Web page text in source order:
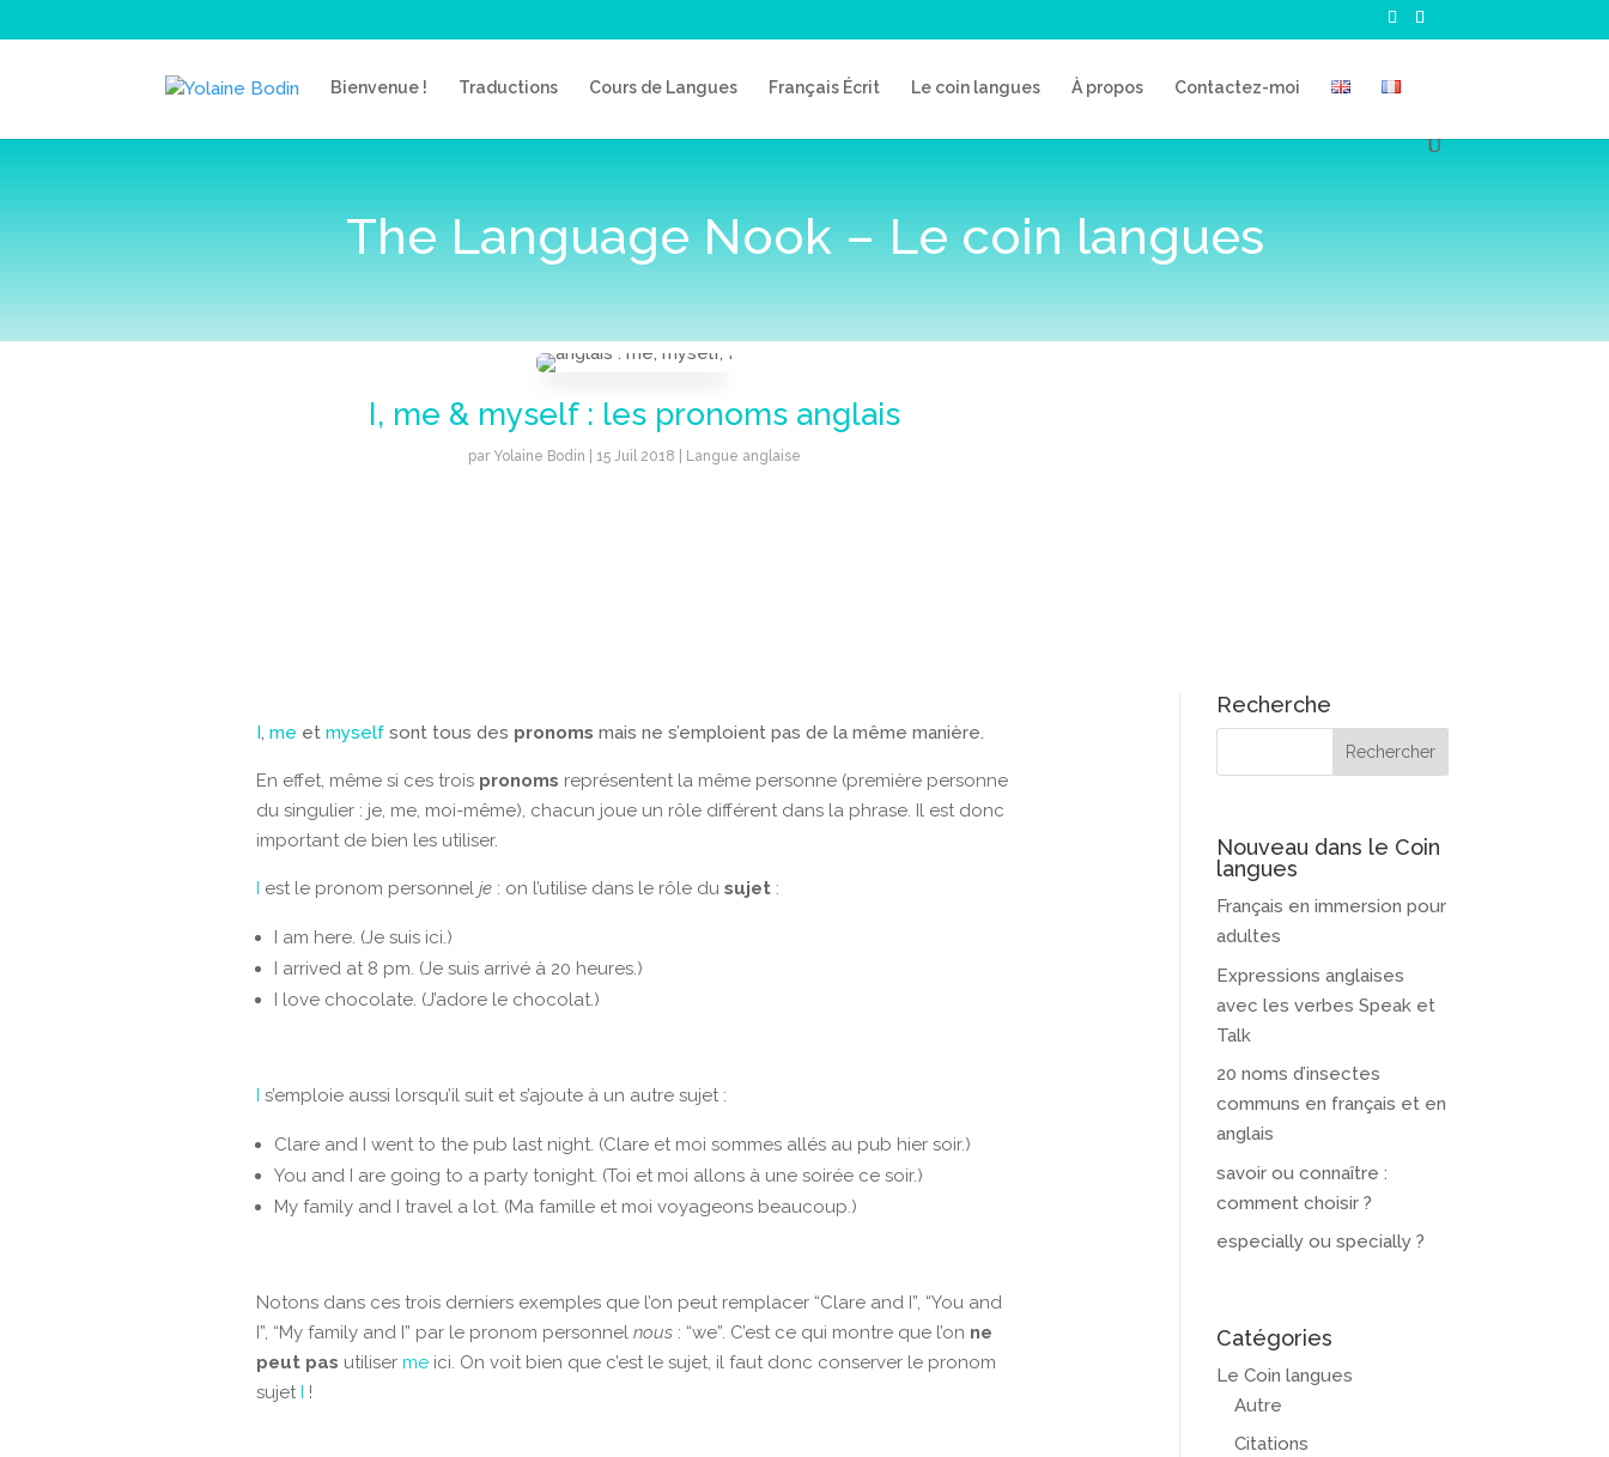
Bienvenue ! Traductions Cours de Langues Français Écrit Le coin langues À propos Contactez-moi
The Language Nook – Le coin langues
I, me & myself : les pronoms anglais
par Yolaine Bodin |15 Juil 2018 Langue anglaise
I, me et myselfsont tous des pronoms mais ne s’emploient pas de la même manière.
En effet, même si ces trois pronoms représentent la même personne (première personne
du singulier : je, me, moi-même), chacun joue un rôle différent dans la phrase. Il est donc
important de bien les utiliser.
I est le pronom personnel je: on l’utilise dans le rôle du sujet :
I am here. (Je suis ici.)
I arrived at 8 pm. (Je suis arrivé à 20 heures.)
I love chocolate. (J’adore le chocolat.)
I s’emploie aussi lorsqu’il suit et s’ajoute à un autre sujet :
Clare and I went to the pub last night. (Clare et moi sommes allés au pub hier soir.)
You and I are going to a party tonight. (Toi et moi allons à une soirée ce soir.)
My family and I travel a lot. (Ma famille et moi voyageons beaucoup.)
Notons dans ces trois derniers exemples que l’on peut remplacer “Clare and I”, “You and
I”, “My family and I” par le pronom personnel nous: “we”. C’est ce qui montre que l’on ne
peut pas utiliser meici. On voit bien que c’est le sujet, il faut donc conserver le pronom
sujet I !
Recherche
Nouveau dans le Coin
langues
Français en immersion pour
adultes
Expressions anglaises
avec les verbes Speak et
Talk
20 noms d’insectes
communs en français et en
anglais
savoir ou connaître :
comment choisir ?
especially ou specially ?
Catégories
Le Coin langues
Autre
Citations